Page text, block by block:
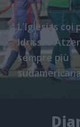
L'Iglesias coi
Idrissi e
sempre più